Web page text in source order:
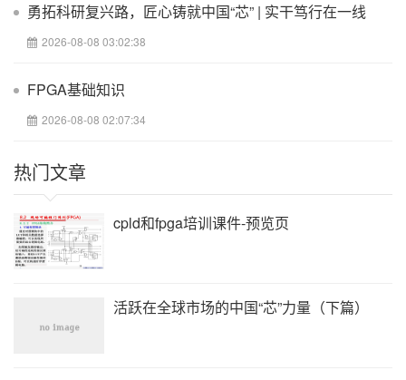
勇拓科研复兴路，匠心铸就中国“芯” | 实干笃行在一线
2026-08-08 03:02:38
FPGA基础知识
2026-08-08 02:07:34
热门文章
cpld和fpga培训课件-预览页
活跃在全球市场的中国“芯”力量（下篇）